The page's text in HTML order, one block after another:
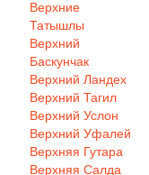
Верхние
Татышлы
Верхний
Баскунчак
Верхний Ландех
Верхний Тагил
Верхний Услон
Верхний Уфалей
Верхняя Гутара
Верхняя Салда